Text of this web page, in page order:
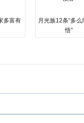
多富有
月光族12条“多么
悟”